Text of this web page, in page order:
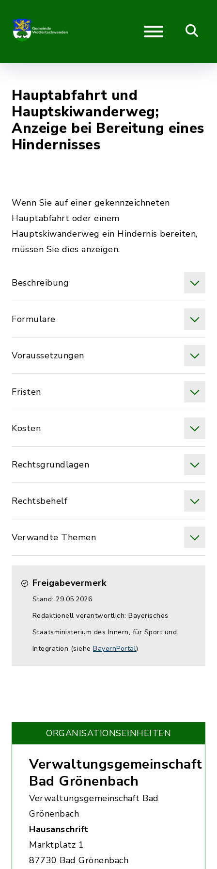
Hauptabfahrt und
Hauptskiwanderweg;
Anzeige bei Bereitung eines
Hindernisses
Wenn Sie auf einer gekennzeichneten
Hauptabfahrt oder einem
Hauptskiwanderweg ein Hindernis bereiten,
müssen Sie dies anzeigen.
Beschreibung
Formulare
Voraussetzungen
Fristen
Kosten
Rechtsgrundlagen
Rechtsbehelf
Verwandte Themen
Freigabevermerk
Stand: 29.05.2026
Redaktionell verantwortlich: Bayerisches
Staatsministerium des Innern, für Sport und
Integration (siehe BayernPortal)
ORGANISATIONS­EINHEITEN
Verwaltungsgemeinschaft
Bad Grönenbach
Verwaltungsgemeinschaft Bad
Grönenbach
Hausanschrift
Marktplatz 1
87730 Bad Grönenbach